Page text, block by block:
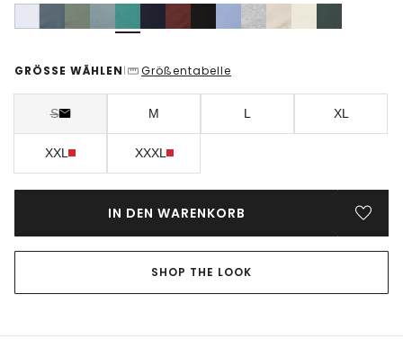
GRÖSSE WÄHLEN | Größentabelle
S M L XL
XXL XXXL
IN DEN WARENKORB
SHOP THE LOOK